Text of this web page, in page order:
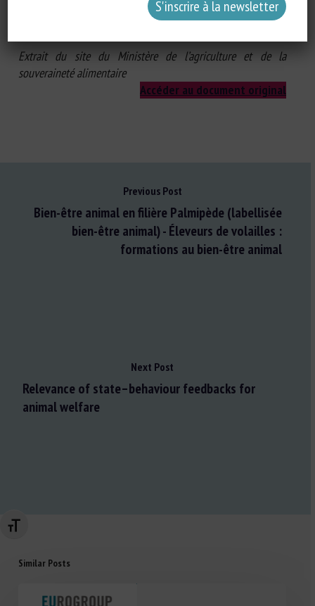
Changer la taille de la police
Extrait du site du Ministère de l’agriculture et de la
souveraineté alimentaire
Accéder au document original
Previous Post
Bien-être animal en filière Palmipède (labellisée
bien-être animal) - Éleveurs de volailles :
formations au bien-être animal
Next Post
Relevance of state–behaviour feedbacks for
animal welfare
Similar Posts